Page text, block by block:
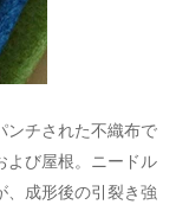
ンチされた不織布で
よび屋根。ニードル
、成形後の引裂き強